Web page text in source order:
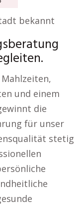
bekannt
und einem
die
für unser
stetig